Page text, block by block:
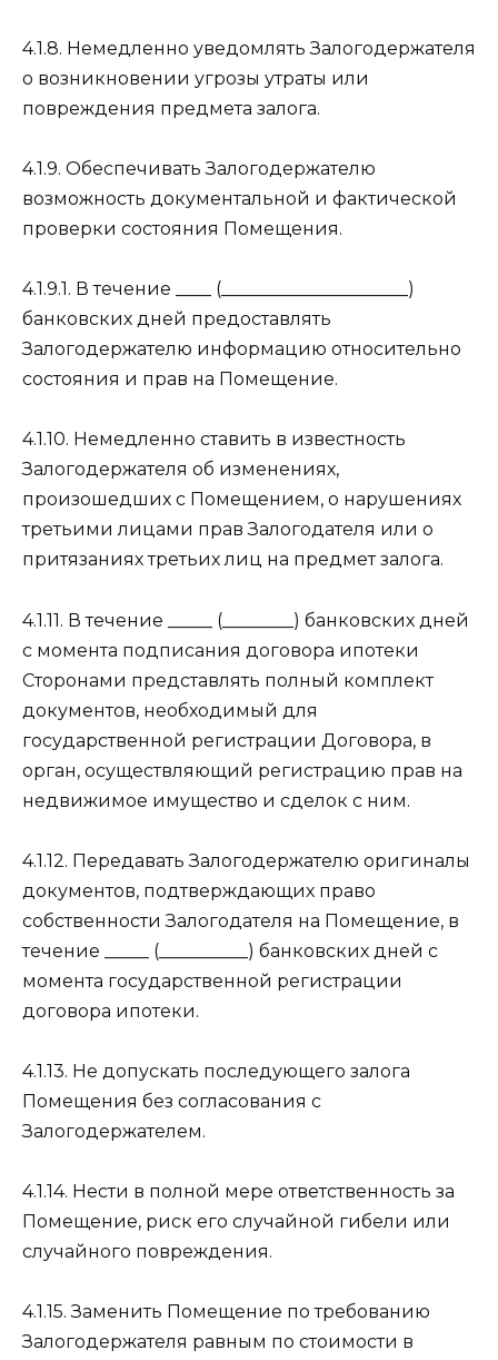
4.1.8. Немедленно уведомлять Залогодержателя
о возникновении угрозы утраты или
повреждения предмета залога.
4.1.9. Обеспечивать Залогодержателю
возможность документальной и фактической
проверки состояния Помещения.
4.1.9.1. В течение ____ (_____________________)
банковских дней предоставлять
Залогодержателю информацию относительно
состояния и прав на Помещение.
4.1.10. Немедленно ставить в известность
Залогодержателя об изменениях,
произошедших с Помещением, о нарушениях
третьими лицами прав Залогодателя или о
притязаниях третьих лиц на предмет залога.
4.1.11. В течение _____ (________) банковских дней
с момента подписания договора ипотеки
Сторонами представлять полный комплект
документов, необходимый для
государственной регистрации Договора, в
орган, осуществляющий регистрацию прав на
недвижимое имущество и сделок с ним.
4.1.12. Передавать Залогодержателю оригиналы
документов, подтверждающих право
собственности Залогодателя на Помещение, в
течение _____ (__________) банковских дней с
момента государственной регистрации
договора ипотеки.
4.1.13. Не допускать последующего залога
Помещения без согласования с
Залогодержателем.
4.1.14. Нести в полной мере ответственность за
Помещение, риск его случайной гибели или
случайного повреждения.
4.1.15. Заменить Помещение по требованию
Залогодержателя равным по стоимости в